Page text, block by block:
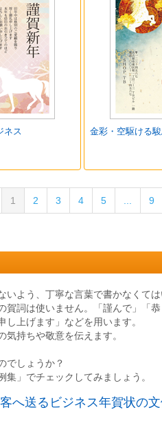
ネス 金彩・空駆ける
1 2 3 4 5 9
よう、丁寧な言葉で書かなくては
詞は使いません。「謹んで」「
し上げます」などを用います。
持ちや敬意を伝えます。
でしょうか？
」でチェックしてみましょう。
へ送るビジネス年賀状の